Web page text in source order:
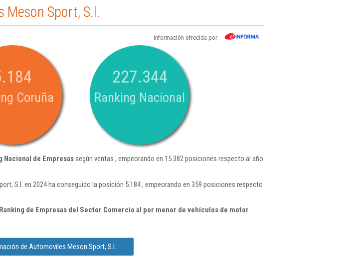
Meson Sport, S.l.
Información ofrecida por
Coruña
227.344
Ranking Nacional
Nacional de Empresassegún ventas , empeorando en 15.382 posiciones respecto al año
S.l. en 2024 ha conseguido la posición 5.184 , empeorando en 359 posiciones respecto
Ranking de Empresas del Sector Comercio al por menor de vehículos de motor
de Automoviles Meson Sport, S.l.